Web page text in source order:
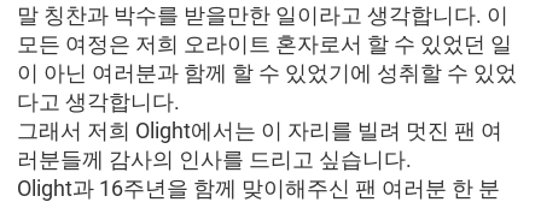
말 칭찬과 박수를 받을만한 일이라고 생각합니다. 이
모든 여정은 저희 오라이트 혼자로서 할 수 있었던 일
이 아닌 여러분과 함께 할 수 있었기에 성취할 수 있었
다고 생각합니다.
그래서 저희 Olight에서는 이 자리를 빌려 멋진 팬 여
러분들께 감사의 인사를 드리고 싶습니다.
Olight과 16주년을 함께 맞이해주신 팬 여러분 한 분